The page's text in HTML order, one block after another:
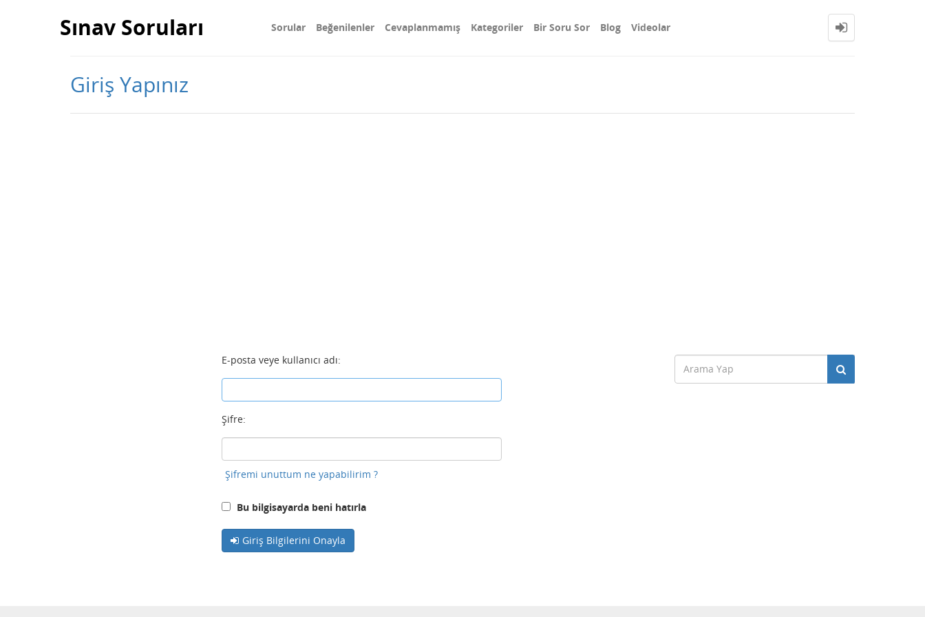
Sınav Soruları Sorular Beğenilenler Cevaplanmamış Kategoriler Bir Soru Sor Blog Videolar
Giriş Yapınız
E-posta veye kullanıcı adı:
Şifre:
Şifremi unuttum ne yapabilirim ?
Bu bilgisayarda beni hatırla
Giriş Bilgilerini Onayla